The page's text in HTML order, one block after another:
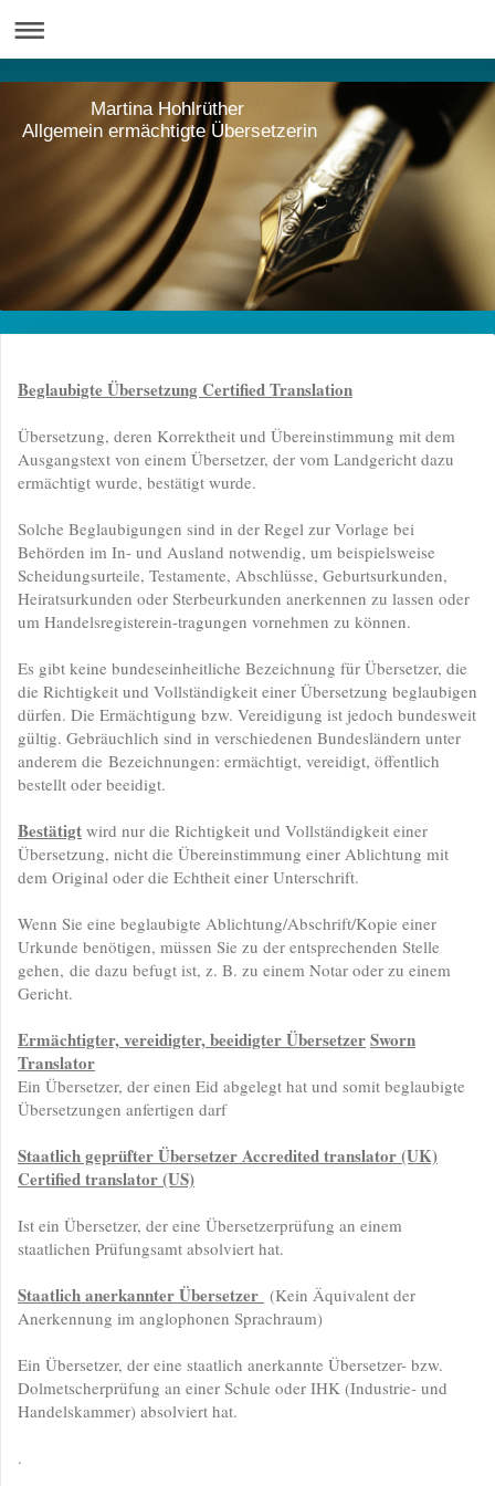
Martina Hohlrüther
Allgemein ermächtigte Übersetzerin
Beglaubigte Übersetzung Certified Translation
Übersetzung, deren Korrektheit und Übereinstimmung mit dem
Ausgangstext von einem Übersetzer, der vom Landgericht dazu
ermächtigt wurde, bestätigt wurde.
Solche Beglaubigungen sind in der Regel zur Vorlage bei
Behörden im In- und Ausland notwendig, um beispielsweise
Scheidungsurteile, Testamente, Abschlüsse, Geburtsurkunden,
Heiratsurkunden oder Sterbeurkunden anerkennen zu lassen oder
um Handelsregisterein-tragungen vornehmen zu können.
Es gibt keine bundeseinheitliche Bezeichnung für Übersetzer, die
die Richtigkeit und Vollständigkeit einer Übersetzung beglaubigen
dürfen. Die Ermächtigung bzw. Vereidigung ist jedoch bundesweit
gültig. Gebräuchlich sind in verschiedenen Bundesländern unter
anderem die Bezeichnungen: ermächtigt, vereidigt, öffentlich
bestellt oder beeidigt.
Bestätigt wird nur die Richtigkeit und Vollständigkeit einer
Übersetzung, nicht die Übereinstimmung einer Ablichtung mit
dem Original oder die Echtheit einer Unterschrift.
Wenn Sie eine beglaubigte Ablichtung/Abschrift/Kopie einer
Urkunde benötigen, müssen Sie zu der entsprechenden Stelle
gehen, die dazu befugt ist, z. B. zu einem Notar oder zu einem
Gericht.
Ermächtigter, vereidigter,beeidigter ÜbersetzerSworn
Translator
Ein Übersetzer, der einen Eid abgelegt hat und somit beglaubigte
Übersetzungen anfertigen darf
Staatlich geprüfter ÜbersetzerAccredited translator(UK)
Certified translator (US)
Ist ein Übersetzer, der eine Übersetzerprüfung an einem
staatlichen Prüfungsamt absolviert hat.
Staatlich anerkannter Übersetzer (Kein Äquivalent der
Anerkennung im anglophonen Sprachraum)
Ein Übersetzer, der eine staatlich anerkannte Übersetzer- bzw.
Dolmetscherprüfung an einer Schule oder IHK (Industrie- und
Handelskammer) absolviert hat.
.